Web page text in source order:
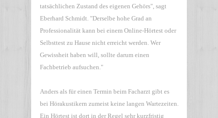
tatsächlichen Zustand des eigenen Gehörs", sagt
Eberhard Schmidt. "Derselbe hohe Grad an
Professionalität kann bei einem Online-Hörtest oder
Selbsttest zu Hause nicht erreicht werden. Wer
Gewissheit haben will, sollte darum einen
Fachbetrieb aufsuchen."
Anders als für einen Termin beim Facharzt gibt es
bei Hörakustikern zumeist keine langen Wartezeiten.
Ein Hörtest ist dort in der Regel sehr kurzfristig